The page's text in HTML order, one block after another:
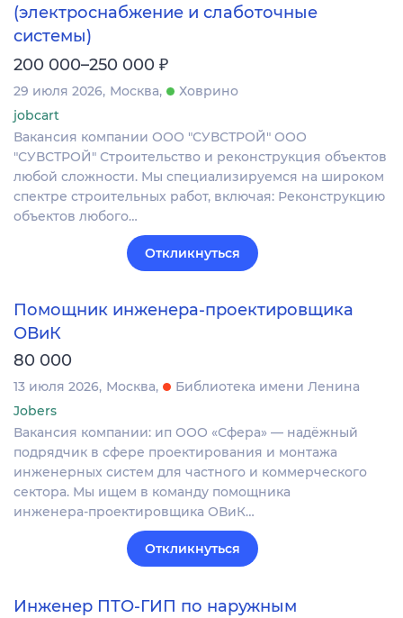
(электроснабжение и слаботочные
системы)
200 000–250 000 ₽
29 июля 2026 Москва
Ховрино
jobcart
Вакансия компании ООО "СУВСТРОЙ" ООО
"СУВСТРОЙ" Строительство и реконструкция объектов
любой сложности. Мы специализируемся на широком
спектре строительных работ, включая: Реконструкцию
объектов любого…
Откликнуться
Помощник инженера-проектировщика
ОВиК
80 000
13 июля 2026 Москва
Библиотека имени Ленина
Jobers
Вакансия компании: ип ООО «Сфера» — надёжный
подрядчик в сфере проектирования и монтажа
инженерных систем для частного и коммерческого
сектора. Мы ищем в команду помощника
инженера‑проектировщика ОВиК…
Откликнуться
Инженер ПТО-ГИП по наружным